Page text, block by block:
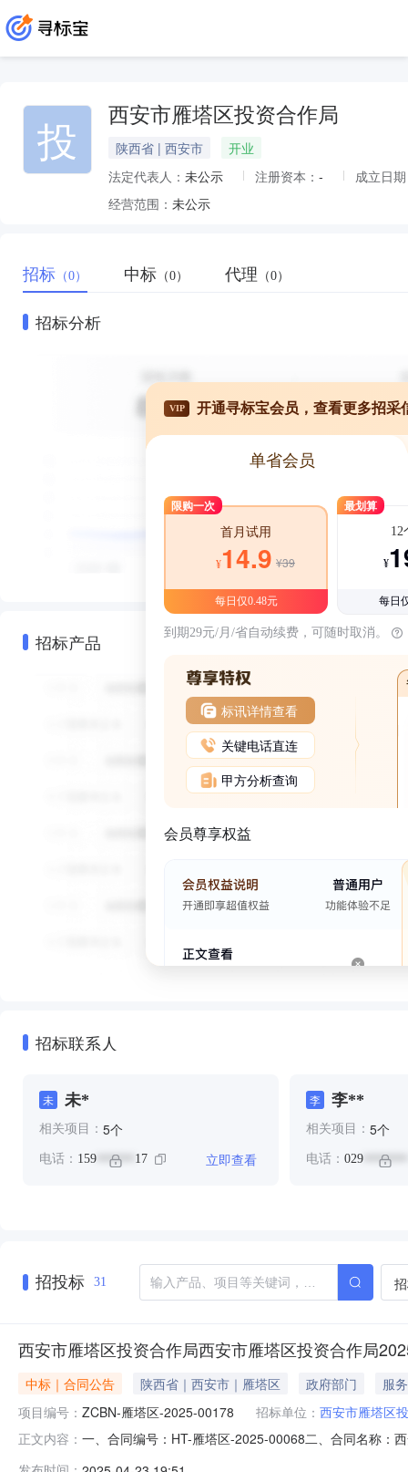
投 西安市雁塔区投资合作局
陕西省 | 西安市
开业
法定代表人： 未公示 注册资本： -
成立日
经营范围： 未公示
招标 （0） 中标 （0） 代理 （0）
招标分析
招标产品
VIP 开通寻标宝会员，查看更多招采
单省会员
限购一次
首月试用
¥14.9 ¥39
每日仅0.48元
最划算
12
¥
每日
到期29元/月/省自动续费，可随时取消。
标讯详情查看
关键电话直连
甲方分析查询
会员尊享权益
招标联系人
未 未*
相关项目： 5个
电话： 159 ****** 17 立即查看
李 李**
相关项目： 5个
电话： 029*******
招投标 31
西安市雁塔区投资合作局西安市雁塔区投资合作局
中标｜合同公告 陕西省｜西安市｜雁塔区 政府部门
服务
项目编号： ZCBN-雁塔区-2025-00178 招标单位： 西安市雁塔区
正文内容： 一、合同编号：HT-雁塔区-2025-00068二、合同名称：